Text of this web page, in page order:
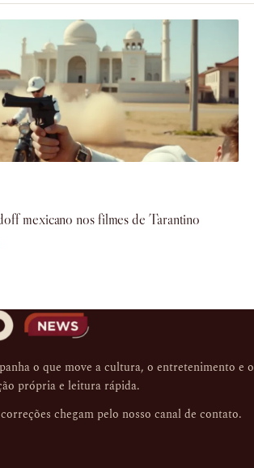
mexicano nos filmes de Tarantino
o que move a cultura, o entretenimento e o
própria e leitura rápida.
chegam pelo nosso canal de contato.